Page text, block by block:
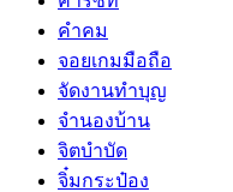
คำคม
จอยเกมมือถือ
จัดงานทำบุญ
จำนองบ้าน
จิตบำบัด
จิ๋มกระป๋อง